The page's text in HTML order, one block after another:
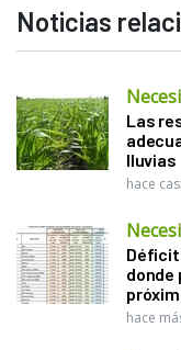
Noticias
Las
lluvias
hace
Déficit
donde
hace